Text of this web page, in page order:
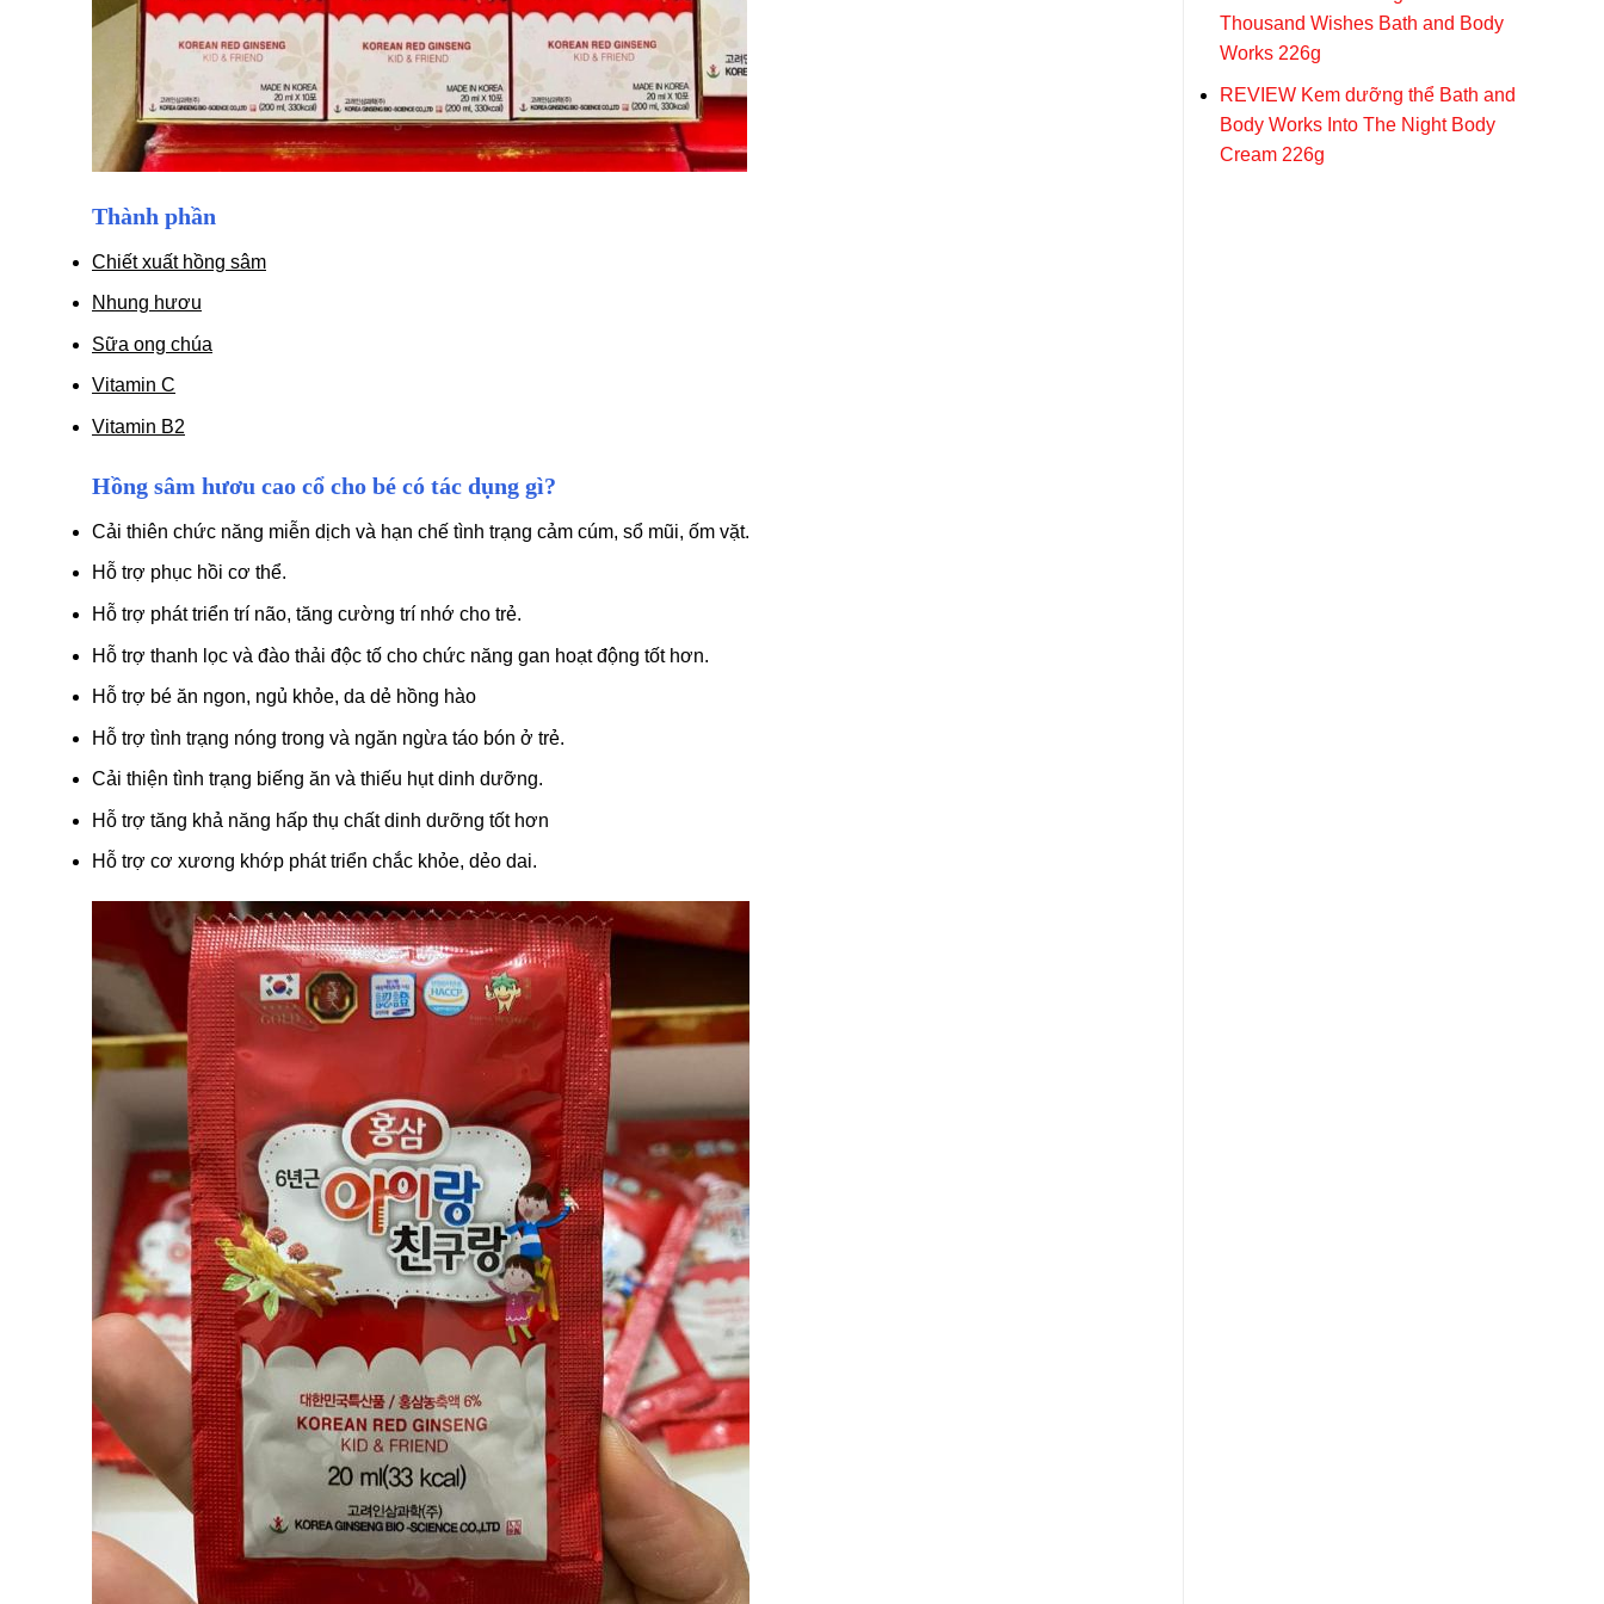
Thousand Wishes Bath and Body
Works 226g
REVIEW Kem dưỡng thể Bath and
Body Works Into The Night Body
Cream 226g
Thành phần
Chiết xuất hồng sâm
Nhung hươu
Sữa ong chúa
Vitamin C
Vitamin B2
Hồng sâm hươu cao cổ cho bé có tác dụng gì?
Cải thiên chức năng miễn dịch và hạn chế tình trạng cảm cúm, sổ mũi, ốm vặt.
Hỗ trợ phục hồi cơ thể.
Hỗ trợ phát triển trí não, tăng cường trí nhớ cho trẻ.
Hỗ trợ thanh lọc và đào thải độc tố cho chức năng gan hoạt động tốt hơn.
Hỗ trợ bé ăn ngon, ngủ khỏe, da dẻ hồng hào
Hỗ trợ tình trạng nóng trong và ngăn ngừa táo bón ở trẻ.
Cải thiện tình trạng biếng ăn và thiếu hụt dinh dưỡng.
Hỗ trợ tăng khả năng hấp thụ chất dinh dưỡng tốt hơn
Hỗ trợ cơ xương khớp phát triển chắc khỏe, dẻo dai.